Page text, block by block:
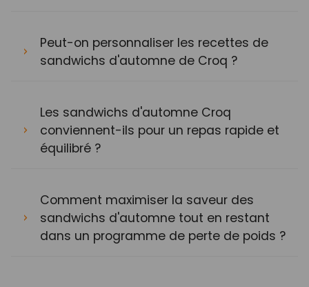
Peut-on personnaliser les recettes de
sandwichs d'automne de Croq ?
Les sandwichs d'automne Croq
conviennent-ils pour un repas rapide et
équilibré ?
Comment maximiser la saveur des
sandwichs d'automne tout en restant
dans un programme de perte de poids ?